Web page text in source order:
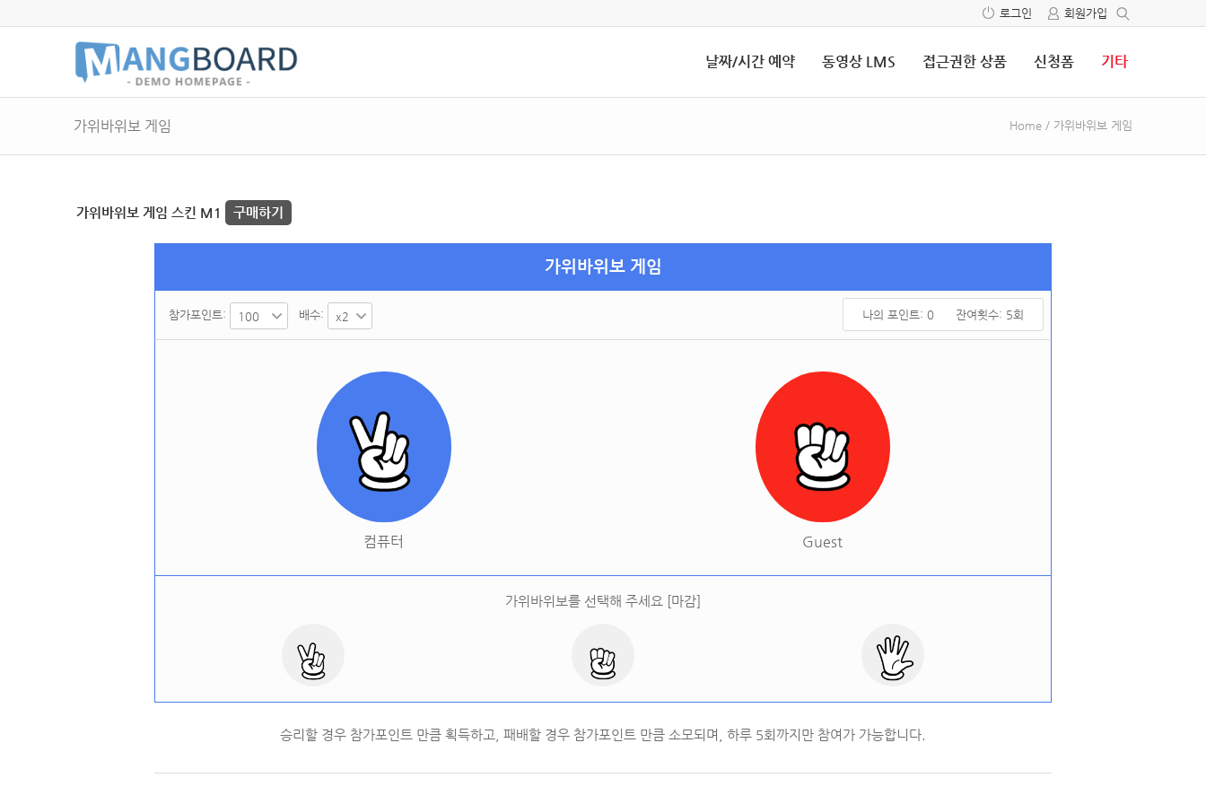
로그인 회원가입
날짜/시간 예약 동영상 LMS 접근권한 상품 신청폼 기타
가위바위보 게임 Home / 가위바위보 게임
가위바위보 게임 스킨 M1 구매하기
가위바위보 게임
나의 포인트: 0 잔여횟수: 5회
참가포인트: 배수:
컴퓨터 Guest
가위바위보를 선택해 주세요 [마감]
승리할 경우 참가포인트 만큼 획득하고, 패배할 경우 참가포인트 만큼 소모되며, 하루 5회까지만 참여가 가능합니다.